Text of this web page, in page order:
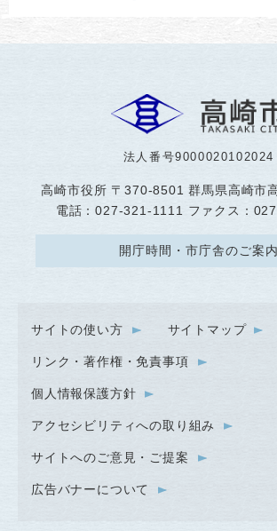
法人番号9000020102024
高崎市役所 〒370-8501 群馬県高崎市
電話：027-321-1111 ファクス：
開庁時間・市庁舎のご案内
サイトの使い方 サイトマップ
リンク・著作権・免責事項
個人情報保護方針
アクセシビリティへの取り組み
サイトへのご意見・ご提案
広告バナーについて